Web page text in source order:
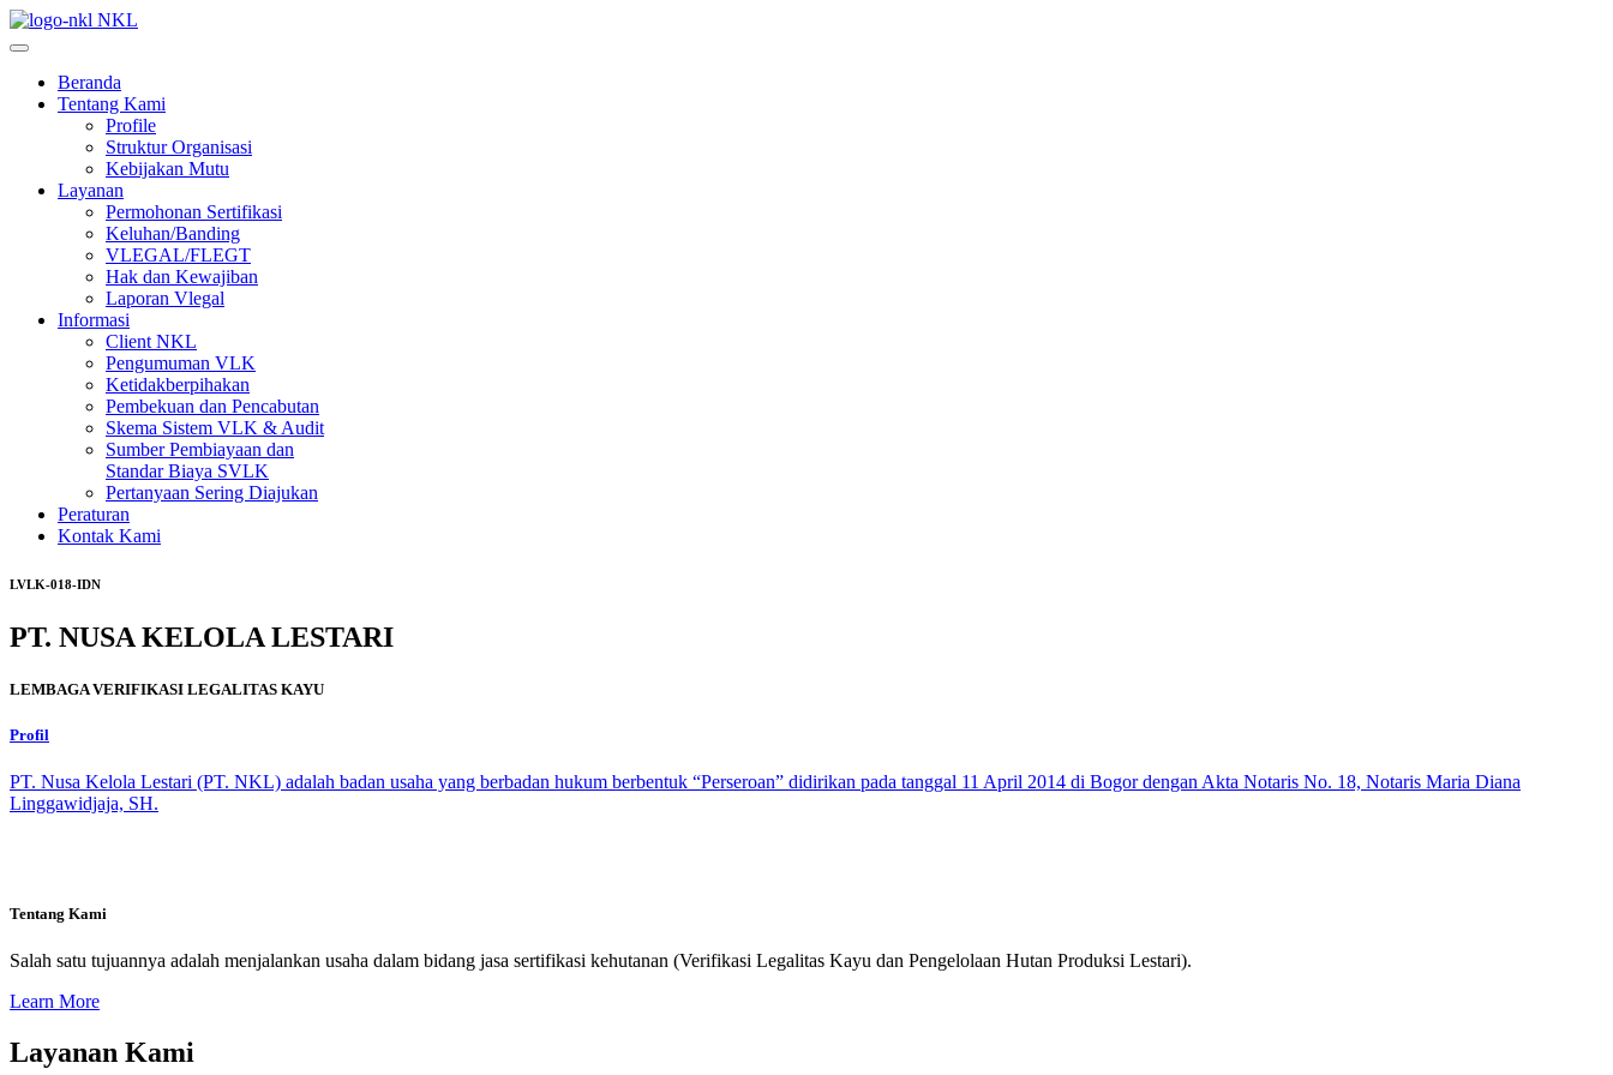
NKL
Beranda
Tentang Kami
Profile
Struktur Organisasi
Kebijakan Mutu
Layanan
Permohonan Sertifikasi
Keluhan/Banding
VLEGAL/FLEGT
Hak dan Kewajiban
Laporan Vlegal
Informasi
Client NKL
Pengumuman VLK
Ketidakberpihakan
Pembekuan dan Pencabutan
Skema Sistem VLK & Audit
Sumber Pembiayaan dan
Standar Biaya SVLK
Pertanyaan Sering Diajukan
Peraturan
Kontak Kami
LVLK-018-IDN
PT. NUSA KELOLA LESTARI
LEMBAGA VERIFIKASI LEGALITAS KAYU
Profil
PT. Nusa Kelola Lestari (PT. NKL) adalah badan usaha yang berbadan hukum berbentuk “Perseroan” didirikan pada tanggal 11 April 2014 di Bogor dengan Akta Notaris No. 18, Notaris Maria Diana
Linggawidjaja, SH.
Tentang Kami
Salah satu tujuannya adalah menjalankan usaha dalam bidang jasa sertifikasi kehutanan (Verifikasi Legalitas Kayu dan Pengelolaan Hutan Produksi Lestari).
Learn More
Layanan Kami